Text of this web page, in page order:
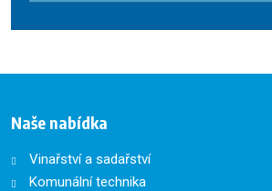
se
Naše nabídka
Vinařství a sadařství
Komunální technika